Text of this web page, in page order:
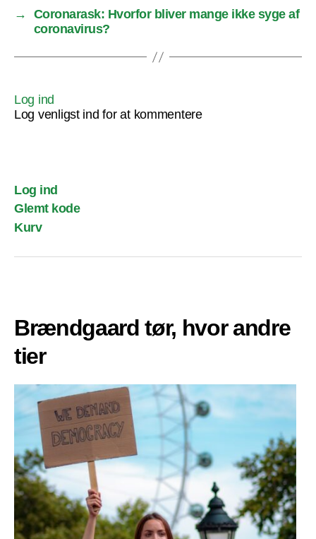
→
Coronarask: Hvorfor bliver mange ikke syge af
coronavirus?
Log ind
Log venligst ind for at kommentere
Log ind
Glemt kode
Kurv
Brændgaard tør, hvor andre
tier